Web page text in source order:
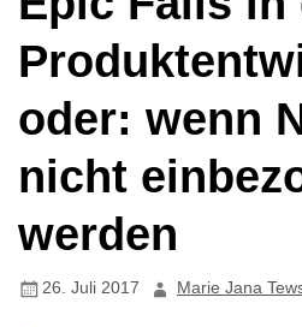
oder: wenn
nicht
werden
26. Juli 2017 Marie Jana